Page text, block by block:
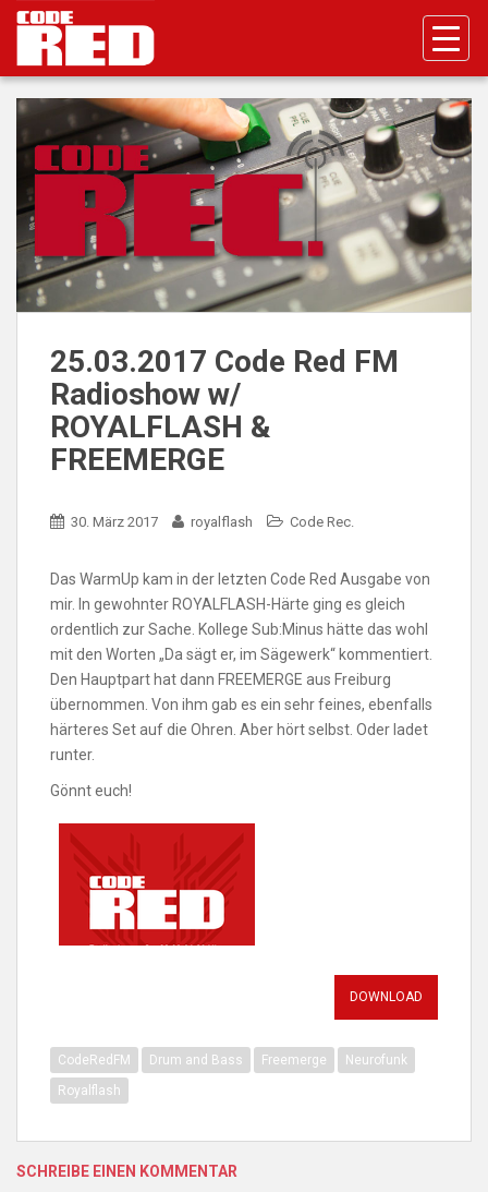
p
25.03.2017 Code Red FM
Radioshow w/
ROYALFLASH &
FREEMERGE
30. März 2017 royalflash Code Rec.
Das WarmUp kam in der letzten Code Red Ausgabe von
mir. In gewohnter ROYALFLASH-Härte ging es gleich
ordentlich zur Sache. Kollege Sub:Minus hätte das wohl
mit den Worten „Da sägt er, im Sägewerk“ kommentiert.
Den Hauptpart hat dann FREEMERGE aus Freiburg
übernommen. Von ihm gab es ein sehr feines, ebenfalls
härteres Set auf die Ohren. Aber hört selbst. Oder ladet
runter.
Gönnt euch!
DOWNLOAD
CodeRedFM Drum and Bass Freemerge
Neurofunk
Royalflash
SCHREIBE EINEN KOMMENTAR